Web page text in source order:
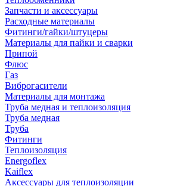
Запчасти и аксессуары
Расходные материалы
Фитинги/гайки/штуцеры
Материалы для пайки и сварки
Припой
Флюс
Газ
Виброгасители
Материалы для монтажа
Труба медная и теплоизоляция
Труба медная
Труба
Фитинги
Теплоизоляция
Energoflex
Kaiflex
Аксессуары для теплоизоляции